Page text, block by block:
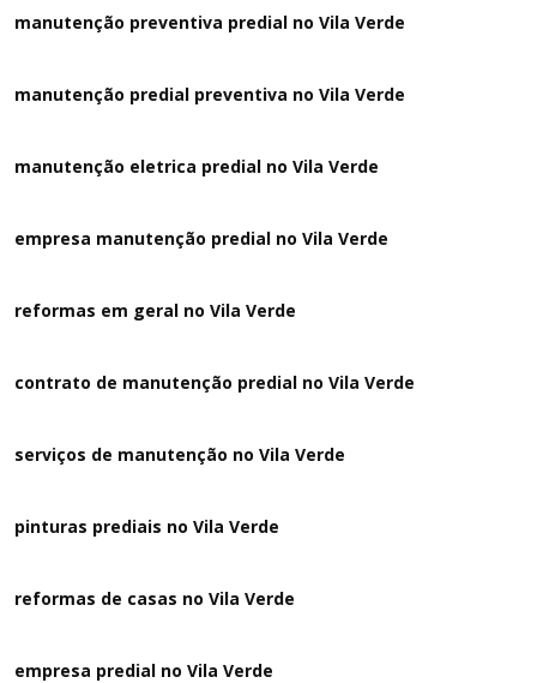
manutenção preventiva predial no Vila Verde
manutenção predial preventiva no Vila Verde
manutenção eletrica predial no Vila Verde
empresa manutenção predial no Vila Verde
reformas em geral no Vila Verde
contrato de manutenção predial no Vila Verde
serviços de manutenção no Vila Verde
pinturas prediais no Vila Verde
reformas de casas no Vila Verde
empresa predial no Vila Verde